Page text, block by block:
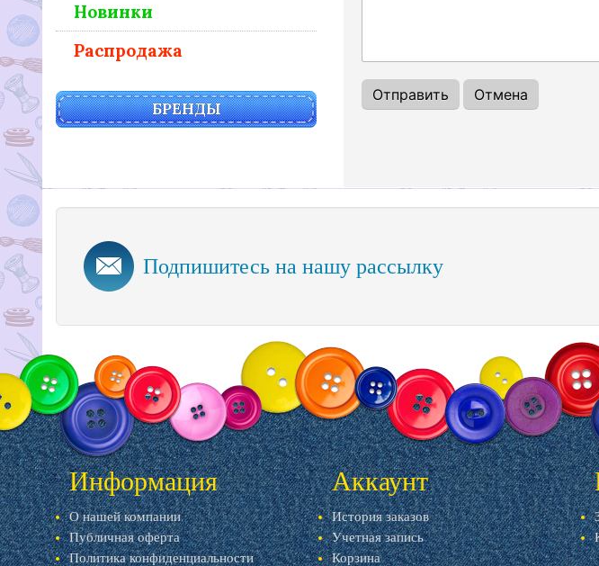
Новинки
Распродажа
БРЕНДЫ
Подпишитесь на нашу рассылку
Информация
О нашей компании
Публичная оферта
Политика конфиденциальности
Аккаунт
История заказов
Учетная запись
Корзина